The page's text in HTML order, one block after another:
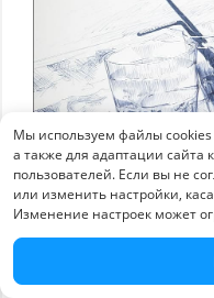
Перьевая
Мы используем файлы cookies
а также для адаптации
пользователей. Если вы не
или изменить настройки,
Изменение настроек может